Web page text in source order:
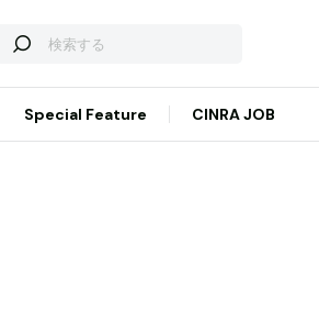
Special Feature CINRA JOB